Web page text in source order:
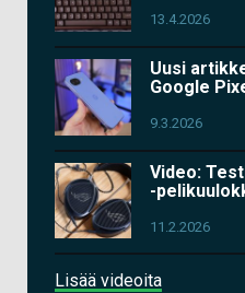
13.4.2026
Uusi
Google
9.3.2026
Video:
-
11.2.2026
Lisää videoita